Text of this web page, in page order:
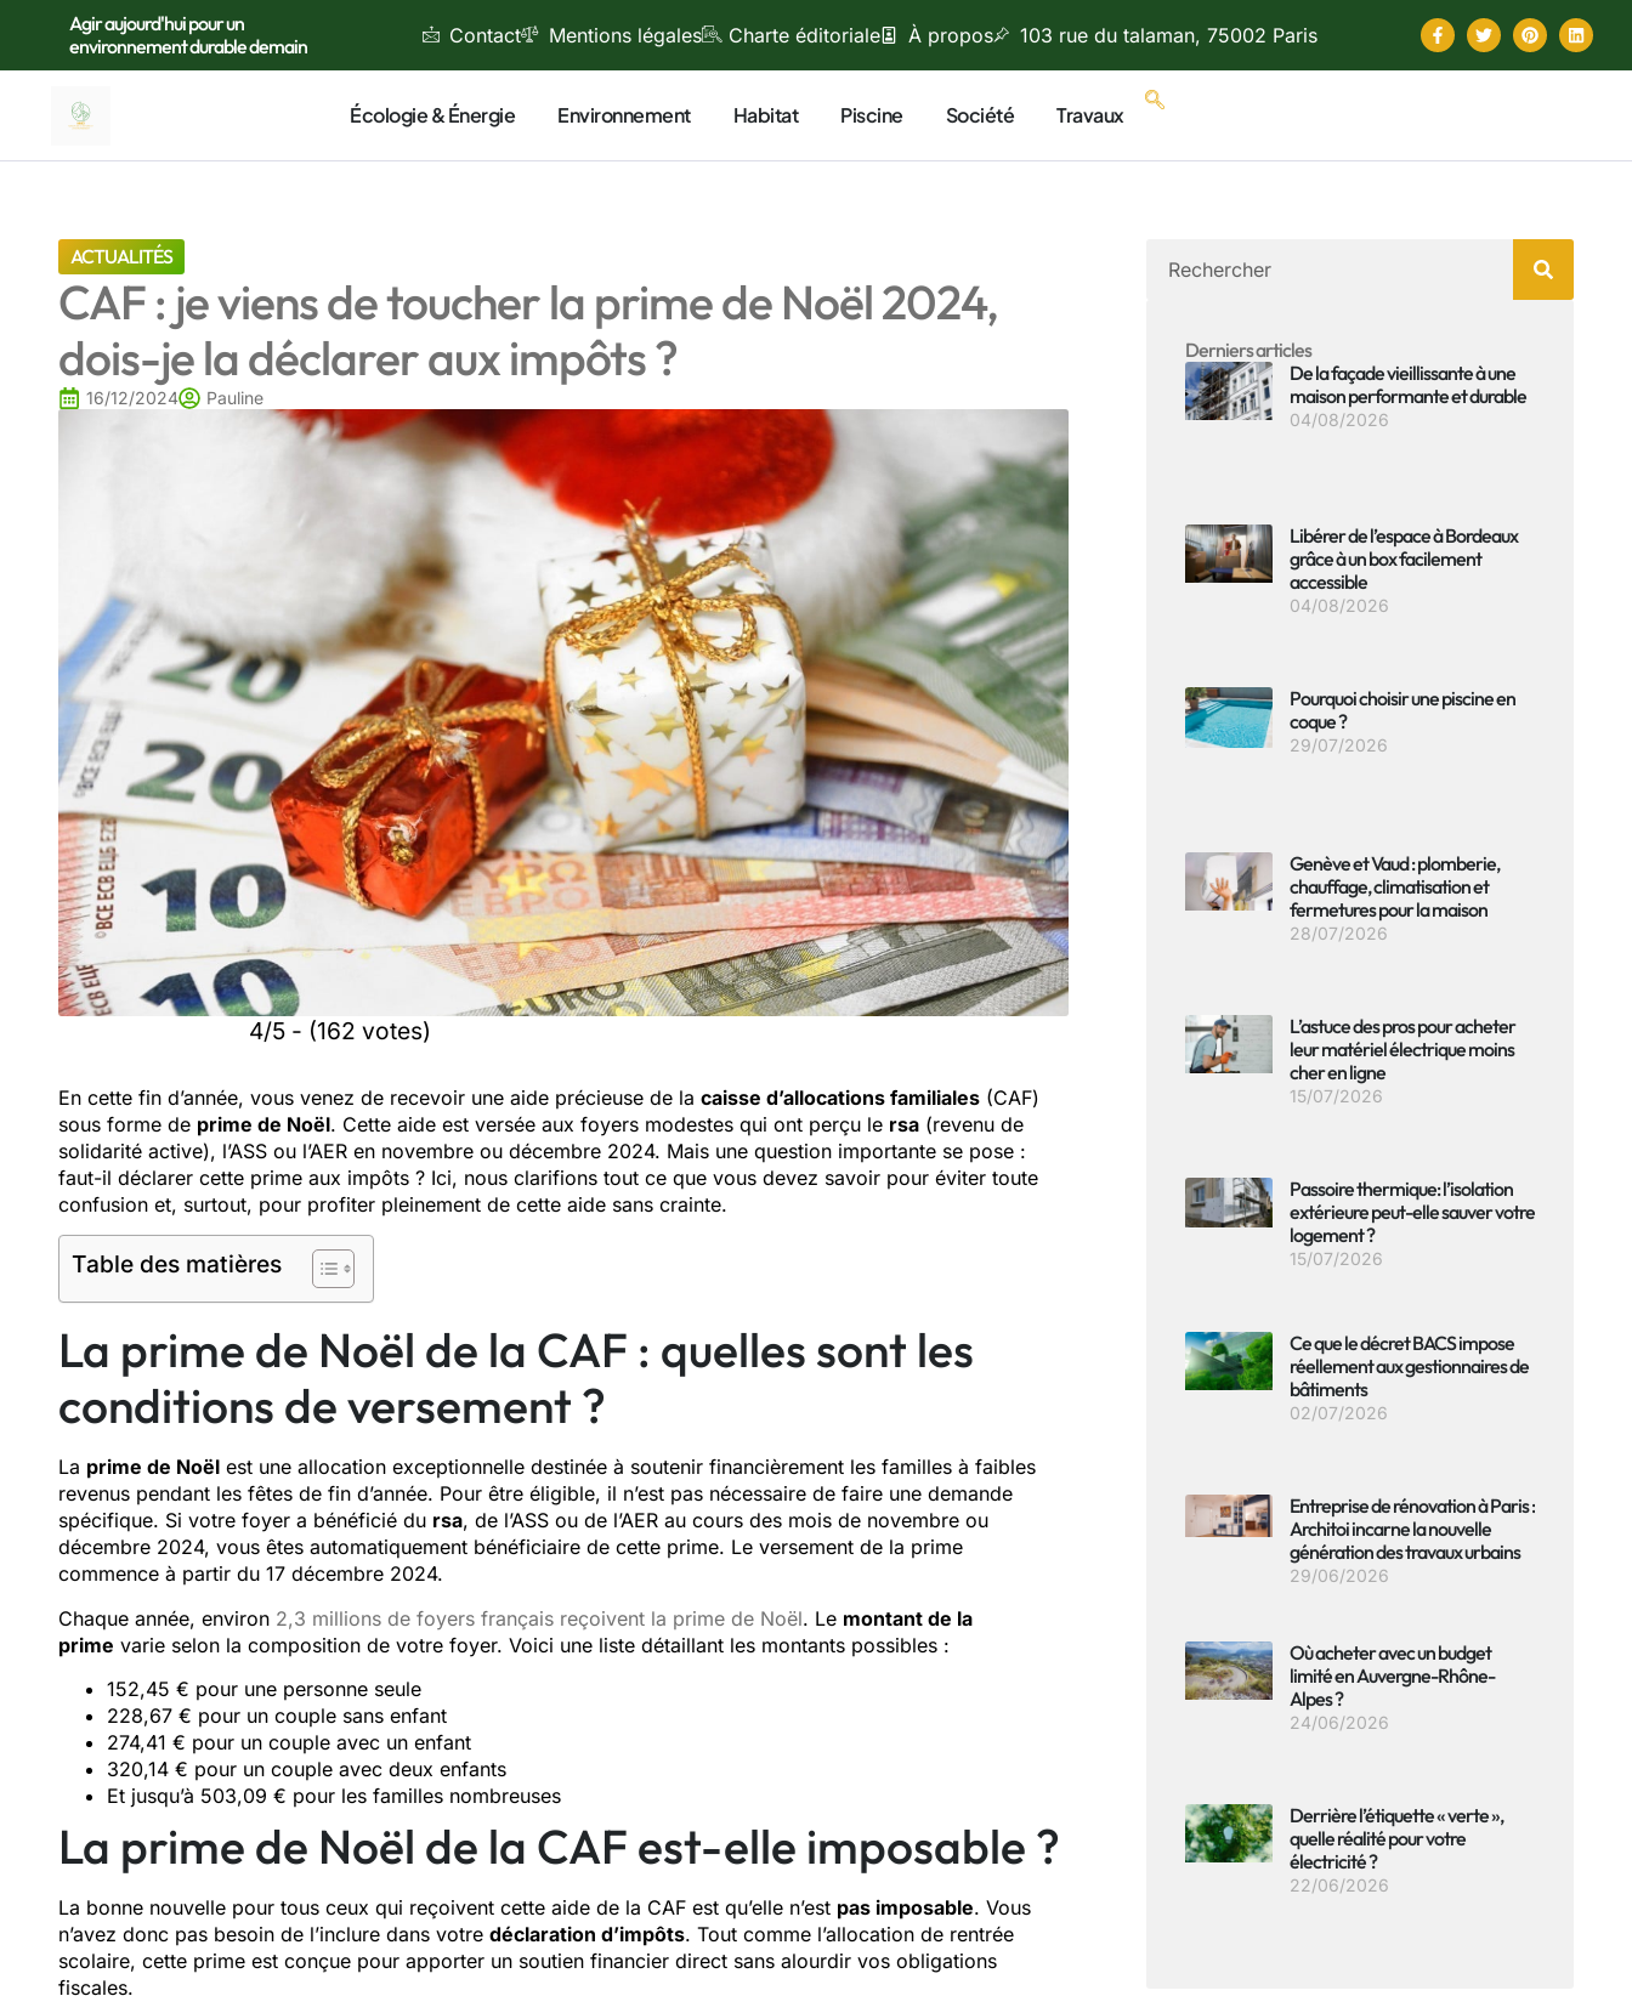
Agir aujourd'hui pour un
environnement durable demain
Contact Mentions légales Charte éditoriale À propos 103 rue du talaman, 75002 Paris
Écologie & Énergie Environnement Habitat Piscine Société Travaux
ACTUALITÉS
CAF : je viens de toucher la prime de Noël 2024,
dois-je la déclarer aux impôts ?
16/12/2024 Pauline
4/5 - (162 votes)
En cette fin d’année, vous venez de recevoir une aide précieuse de la caisse d’allocations familiales (CAF)
sous forme de prime de Noël. Cette aide est versée aux foyers modestes qui ont perçu le rsa (revenu de
solidarité active), l’ASS ou l’AER en novembre ou décembre 2024. Mais une question importante se pose :
faut-il déclarer cette prime aux impôts ? Ici, nous clarifions tout ce que vous devez savoir pour éviter toute
confusion et, surtout, pour profiter pleinement de cette aide sans crainte.
Table des matières
La prime de Noël de la CAF : quelles sont les
conditions de versement ?
La prime de Noël est une allocation exceptionnelle destinée à soutenir financièrement les familles à faibles
revenus pendant les fêtes de fin d’année. Pour être éligible, il n’est pas nécessaire de faire une demande
spécifique. Si votre foyer a bénéficié du rsa, de l’ASS ou de l’AER au cours des mois de novembre ou
décembre 2024, vous êtes automatiquement bénéficiaire de cette prime. Le versement de la prime
commence à partir du 17 décembre 2024.
Chaque année, environ 2,3 millions de foyers français reçoivent la prime de Noël. Le montant de la
prime varie selon la composition de votre foyer. Voici une liste détaillant les montants possibles :
152,45 € pour une personne seule
228,67 € pour un couple sans enfant
274,41 € pour un couple avec un enfant
320,14 € pour un couple avec deux enfants
Et jusqu’à 503,09 € pour les familles nombreuses
La prime de Noël de la CAF est-elle imposable ?
La bonne nouvelle pour tous ceux qui reçoivent cette aide de la CAF est qu’elle n’est pas imposable. Vous
n’avez donc pas besoin de l’inclure dans votre déclaration d’impôts. Tout comme l’allocation de rentrée
scolaire, cette prime est conçue pour apporter un soutien financier direct sans alourdir vos obligations
fiscales.
Derniers articles
De la façade vieillissante à une
maison performante et durable
04/08/2026
Libérer de l’espace à Bordeaux
grâce à un box facilement
accessible
04/08/2026
Pourquoi choisir une piscine en
coque ?
29/07/2026
Genève et Vaud : plomberie,
chauffage, climatisation et
fermetures pour la maison
28/07/2026
L’astuce des pros pour acheter
leur matériel électrique moins
cher en ligne
15/07/2026
Passoire thermique: l’isolation
extérieure peut-elle sauver votre
logement ?
15/07/2026
Ce que le décret BACS impose
réellement aux gestionnaires de
bâtiments
02/07/2026
Entreprise de rénovation à Paris :
Architoi incarne la nouvelle
génération des travaux urbains
29/06/2026
Où acheter avec un budget
limité en Auvergne-Rhône-
Alpes ?
24/06/2026
Derrière l’étiquette « verte »,
quelle réalité pour votre
électricité ?
22/06/2026